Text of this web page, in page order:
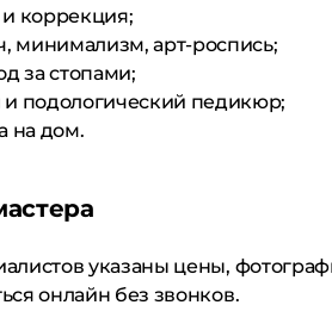
коррекция;
минимализм, арт-роспись;
за стопами;
подологический педикюр;
на дом.
указаны цены,
онлайн без звонков.